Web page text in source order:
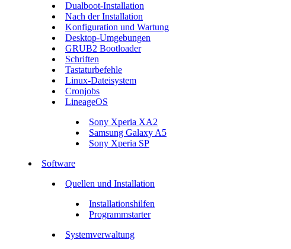
Dualboot-Installation
Nach der Installation
Konfiguration und Wartung
Desktop-Umgebungen
GRUB2 Bootloader
Schriften
Tastaturbefehle
Linux-Dateisystem
Cronjobs
LineageOS
Sony Xperia XA2
Samsung Galaxy A5
Sony Xperia SP
Software
Quellen und Installation
Installationshilfen
Programmstarter
Systemverwaltung